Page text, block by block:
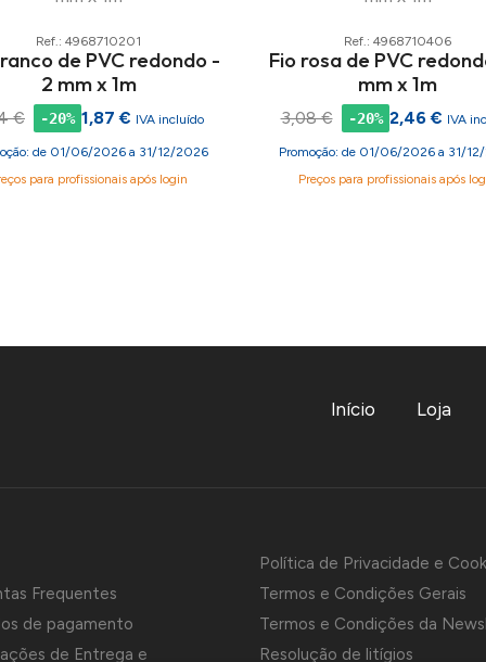
Ref.: 4968710201
de PVC redondo -
2 mm x 1m
€ -20% 1,87 € IVA incluído
de 01/06/2026 a 31/12/2026
para profissionais após login
Ref.: 4968710406
Fio rosa de PVC
mm x 1m
3,08 € -20% 2,46 € IVA
Promoção: de 01/06/2026 a 31/
Preços para profissionais após
Início Loja
Frequentes
de pagamento
de Entrega e
Política de Privacidade e
Termos e Condições Gerais
Termos e Condições da
Resolução de litígios